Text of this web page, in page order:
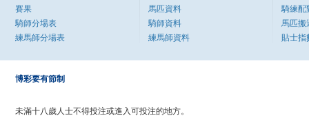
賽果
騎師分場表
練馬師分場表
馬匹資料
騎師資料
練馬師資料
騎練配
馬匹搬
貼士指
博彩要有節制
未滿十八歲人士不得投注或進入可投注的地方。